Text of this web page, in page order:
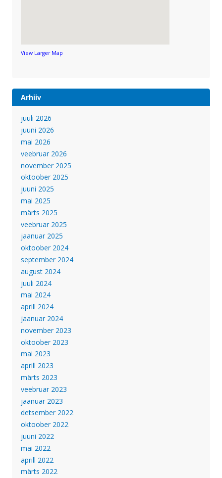
View Larger Map
Arhiiv
juuli 2026
juuni 2026
mai 2026
veebruar 2026
november 2025
oktoober 2025
juuni 2025
mai 2025
märts 2025
veebruar 2025
jaanuar 2025
oktoober 2024
september 2024
august 2024
juuli 2024
mai 2024
aprill 2024
jaanuar 2024
november 2023
oktoober 2023
mai 2023
aprill 2023
märts 2023
veebruar 2023
jaanuar 2023
detsember 2022
oktoober 2022
juuni 2022
mai 2022
aprill 2022
märts 2022